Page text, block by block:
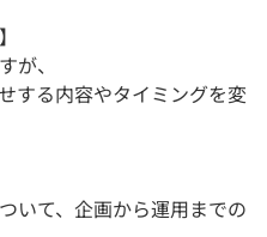
が、
する内容やタイミングを変
いて、企画から運用までの